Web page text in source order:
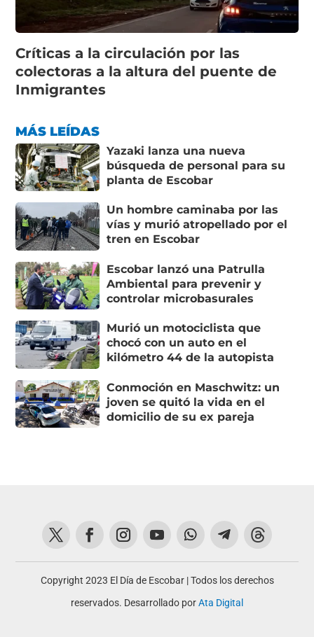
Críticas a la circulación por las
colectoras a la altura del puente de
Inmigrantes
MÁS LEÍDAS
Yazaki lanza una nueva
búsqueda de personal para su
planta de Escobar
Un hombre caminaba por las
vías y murió atropellado por el
tren en Escobar
Escobar lanzó una Patrulla
Ambiental para prevenir y
controlar microbasurales
Murió un motociclista que
chocó con un auto en el
kilómetro 44 de la autopista
Conmoción en Maschwitz: un
joven se quitó la vida en el
domicilio de su ex pareja
Copyright 2023 El Día de Escobar | Todos los derechos
reservados. Desarrollado porAta Digital